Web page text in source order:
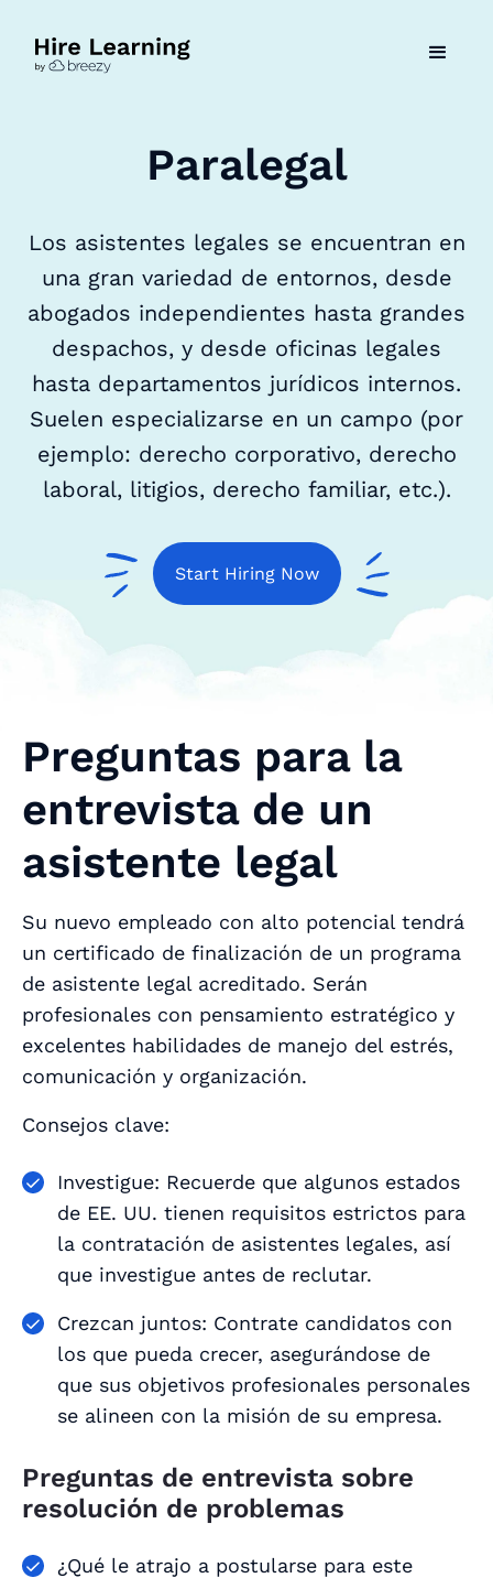
Paralegal
Los asistentes legales se encuentran en
una gran variedad de entornos, desde
abogados independientes hasta grandes
despachos, y desde oficinas legales
hasta departamentos jurídicos internos.
Suelen especializarse en un campo (por
ejemplo: derecho corporativo, derecho
laboral, litigios, derecho familiar, etc.).
Start Hiring Now
Preguntas para la
entrevista de un
asistente legal
Su nuevo empleado con alto potencial tendrá
un certificado de finalización de un programa
de asistente legal acreditado. Serán
profesionales con pensamiento estratégico y
excelentes habilidades de manejo del estrés,
comunicación y organización.
Consejos clave:
Investigue: Recuerde que algunos estados
de EE. UU. tienen requisitos estrictos para
la contratación de asistentes legales, así
que investigue antes de reclutar.
Crezcan juntos: Contrate candidatos con
los que pueda crecer, asegurándose de
que sus objetivos profesionales personales
se alineen con la misión de su empresa.
Preguntas de entrevista sobre
resolución de problemas
¿Qué le atrajo a postularse para este